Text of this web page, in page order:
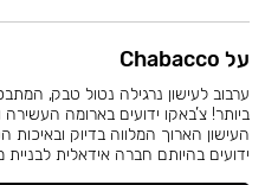
על Chabacco
ערבוב לעישון נרגילה נטול טבק,
ביותר! צ’באקו ידועים בארומה העשירה
העישון הארוך המלווה בדיוק ובאיכות
ידועים בהיותם חברה אידאלית לבניית